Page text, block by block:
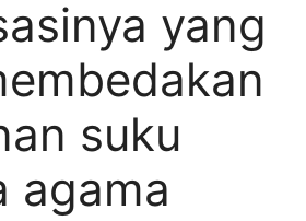
yang
suku
agama